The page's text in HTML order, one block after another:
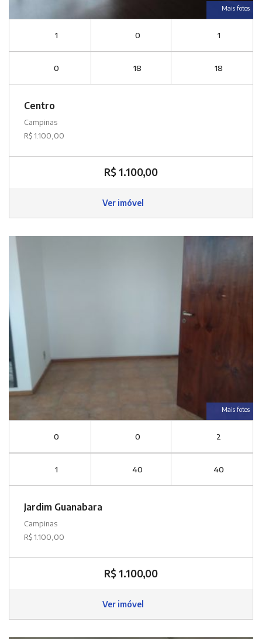
Mais fotos
1 0 1
0 18 18
Centro
Campinas
R$ 1.100,00
R$ 1.100,00
Ver imóvel
Mais fotos
0 0 2
1 40 40
Jardim Guanabara
Campinas
R$ 1.100,00
R$ 1.100,00
Ver imóvel